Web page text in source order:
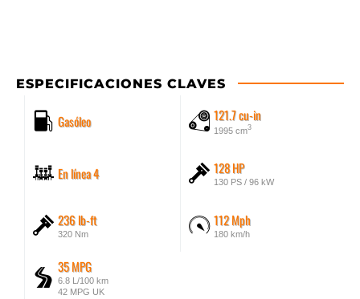
ESPECIFICACIONES CLAVES
Gasóleo 121.7 cu-in
1995 cm3
En línea 4 128 HP
130 PS / 96 kW
236 lb-ft
320 Nm
112 Mph
180 km/h
35 MPG
6.8 L/100 km
42 MPG UK